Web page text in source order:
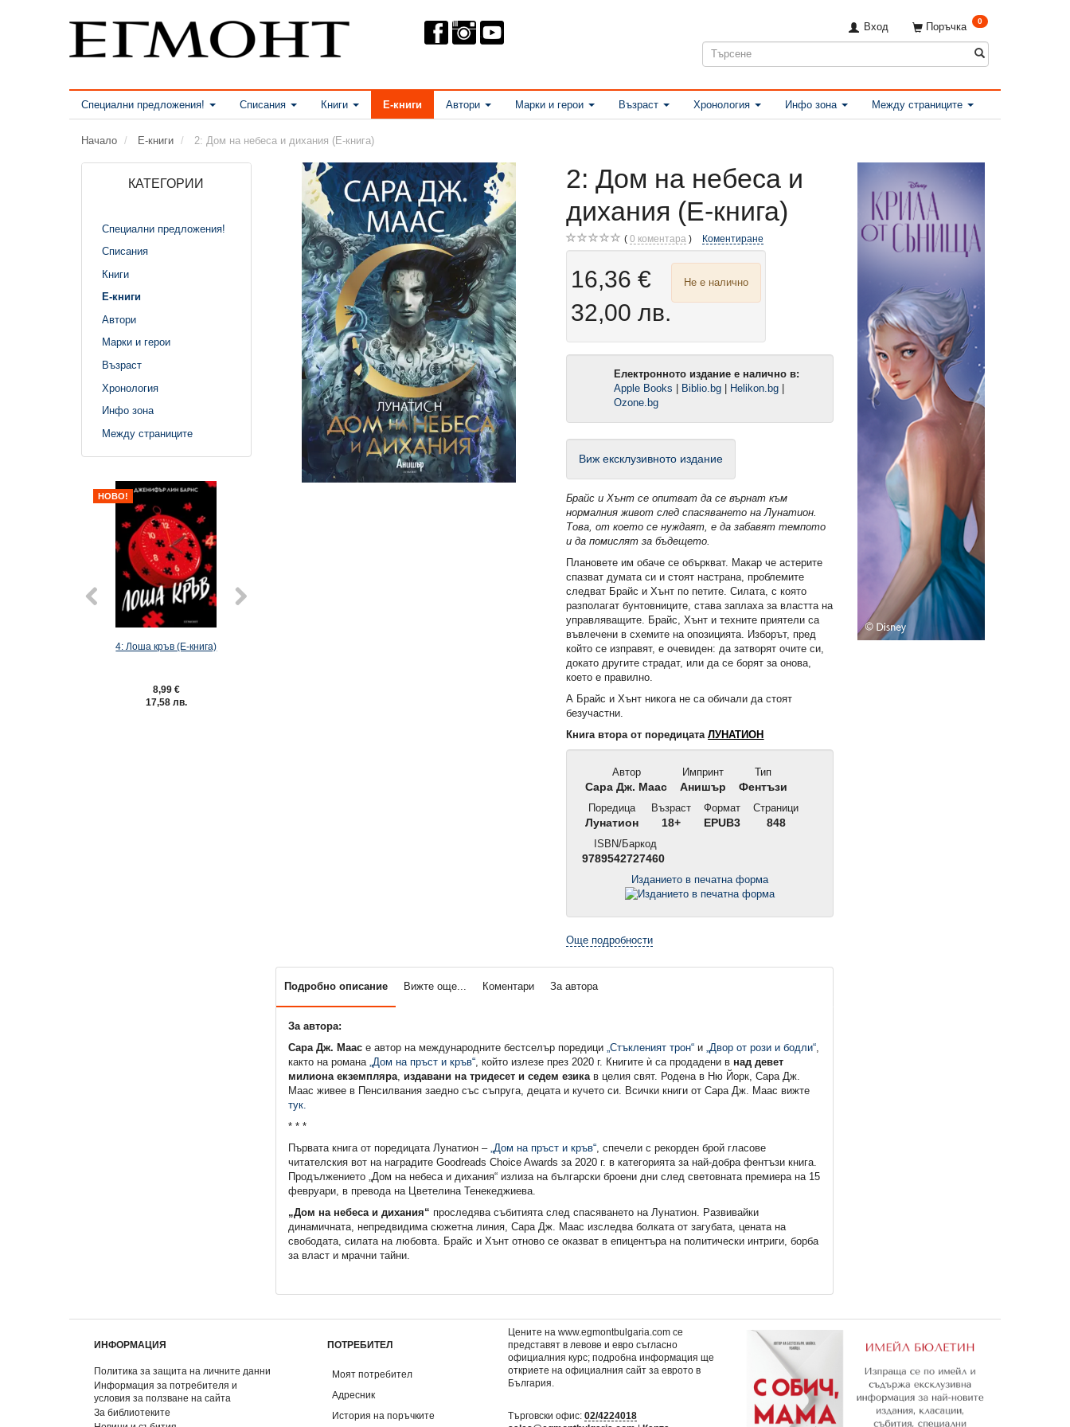
Поръчка 0
Вход
Специални предложения! Списания Книги Е-книги Автори Марки и герои Възраст Хронология Инфо зона Между страниците
Начало Е-книги 2: Дом на небеса и дихания (Е-книга)
КАТЕГОРИИ
Специални предложения!
Списания
Книги
Е-книги
Автори
Марки и герои
Възраст
Хронология
Инфо зона
Между страниците
НОВО!
4: Лоша кръв (Е-книга)
8,99 €
17,58 лв.
Ръкопис 2244 (Е-книга)
24,43 лв.
Наръчник за употреба и
експлоатация на мъжа, пълен
2: Дом на небеса и
дихания (Е-книга)
0 коментара Коментиране
16,36 €
32,00 лв.
Не е налично
Електронното издание е налично в:
Apple Books | Biblio.bg | Helikon.bg |
Ozone.bg
Виж ексклузивното издание
Брайс и Хънт се опитват да се върнат към
нормалния живот след спасяването на Лунатион.
Това, от което се нуждаят, е да забавят темпото
и да помислят за бъдещето.
Плановете им обаче се объркват. Макар че астерите
спазват думата си и стоят настрана, проблемите
следват Брайс и Хънт по петите. Силата, с която
разполагат бунтовниците, става заплаха за властта на
управляващите. Брайс, Хънт и техните приятели са
въвлечени в схемите на опозицията. Изборът, пред
който се изправят, е очевиден: да затворят очите си,
докато другите страдат, или да се борят за онова,
което е правилно.
А Брайс и Хънт никога не са обичали да стоят
безучастни.
Книга втора от поредицатаЛУНАТИОН
Автор
Сара Дж. Маас
Импринт
Анишър
Тип
Фентъзи
Поредица
Лунатион
Възраст
18+
Формат
EPUB3
Страници
848
ISBN/Баркод
9789542727460
Изданието в печатна форма
Още подробности
Подробно описание Вижте още... Коментари За автора
За автора:
Сара Дж. Маас е aвтор на международните бестселър поредици „Стъкленият трон“и „Двор от рози и бодли“,
както на романа „Дом на пръст и кръв“, който излезе през 2020 г. Книгите ѝ са продадени в над девет
милиона екземпляра, издавани на тридесет и седем езикав целия свят. Родена в Ню Йорк, Сара Дж.
Маас живее в Пенсилвания заедно със съпруга, децата и кучето си. Всички книги от Сара Дж. Маас вижте
тук.
* * *
Първата книга от поредицата Лунатион – „Дом на пръст и кръв“, спечели с рекорден брой гласове
читателския вот на наградите Goodreads Choice Awards за 2020 г. в категорията за най-добра фентъзи книга.
Продължението „Дом на небеса и дихания“ излиза на български броени дни след световната премиера на 15
февруари, в превода на Цветелина Тенекеджиева.
„Дом на небеса и дихания“ проследява събитията след спасяването на Лунатион. Развивайки
динамичната, непредвидима сюжетна линия, Сара Дж. Маас изследва болката от загубата, цената на
свободата, силата на любовта. Брайс и Хънт отново се оказват в епицентъра на политически интриги, борба
за власт и мрачни тайни.
ИНФОРМАЦИЯ
Политика за защита на личните данни
Информация за потребителя и
условия за ползване на сайта
За библиотеките
ПОТРЕБИТЕЛ
Моят потребител
Адресник
История на поръчките
Цените на www.egmontbulgaria.com се
представят в левове и евро съгласно
официалния курс; подробна информация ще
откриете наофициалния сайт за еврото в
България
Търговски офис:02/4224018